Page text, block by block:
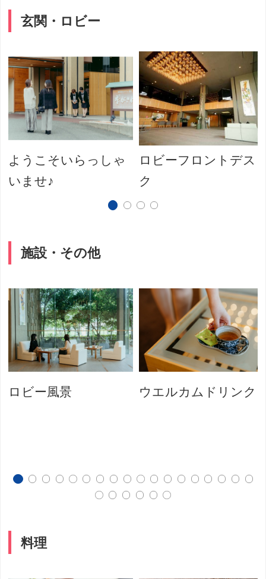
玄関・ロビー
ようこそいらっしゃ
いませ♪
ロビーフロントデス
ク
施設・その他
ロビー風景 ウエルカムドリンク
料理